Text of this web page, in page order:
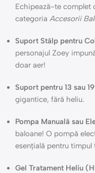
Echipează-te complet
categoria Accesorii
Suport Stâlp pentru
personajul Zoey
doar aer!
Suport pentru 13 sau
gigantice, fără heliu.
Pompa Manuală sau
baloane! O pompă
esențială pentru timpul
Gel Tratament Heliu